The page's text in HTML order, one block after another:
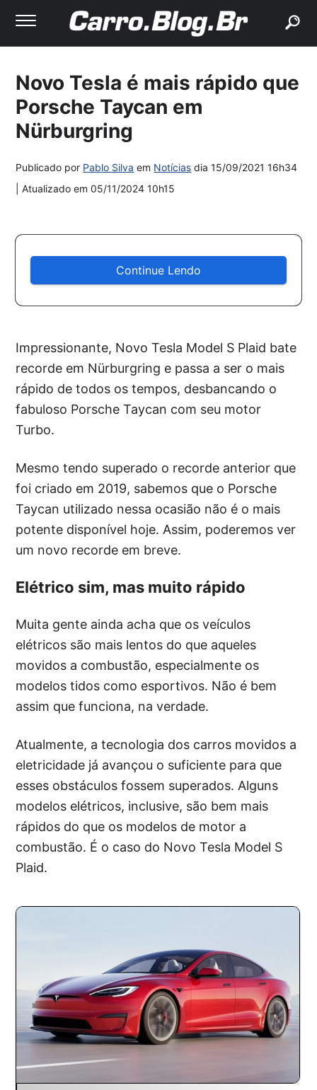
Novo Tesla é mais rápido que
Porsche Taycan em
Nürburgring
Publicado por Pablo Silva em Notícias dia15/09/2021 16h34
| Atualizado em05/11/2024 10h15
Continue Lendo
Impressionante, Novo Tesla Model S Plaid bate
recorde em Nürburgring e passa a ser o mais
rápido de todos os tempos, desbancando o
fabuloso Porsche Taycan com seu motor
Turbo.
Mesmo tendo superado o recorde anterior que
foi criado em 2019, sabemos que o Porsche
Taycan utilizado nessa ocasião não é o mais
potente disponível hoje. Assim, poderemos ver
um novo recorde em breve.
Elétrico sim, mas muito rápido
Muita gente ainda acha que os veículos
elétricos são mais lentos do que aqueles
movidos a combustão, especialmente os
modelos tidos como esportivos. Não é bem
assim que funciona, na verdade.
Atualmente, a tecnologia dos carros movidos a
eletricidade já avançou o suficiente para que
esses obstáculos fossem superados. Alguns
modelos elétricos, inclusive, são bem mais
rápidos do que os modelos de motor a
combustão. É o caso do Novo Tesla Model S
Plaid.